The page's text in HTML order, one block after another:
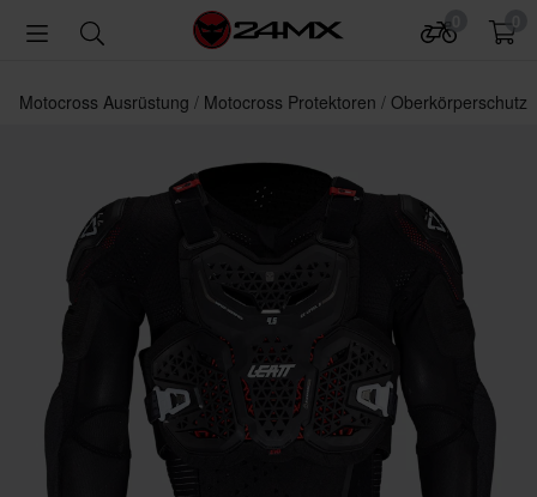
Motocross Ausrüstung Motocross Protektoren Oberkörperschutz